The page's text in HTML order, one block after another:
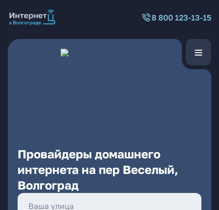
8 800 123-13-15
Провайдеры домашнего
интернета на пер Веселый,
Волгоград